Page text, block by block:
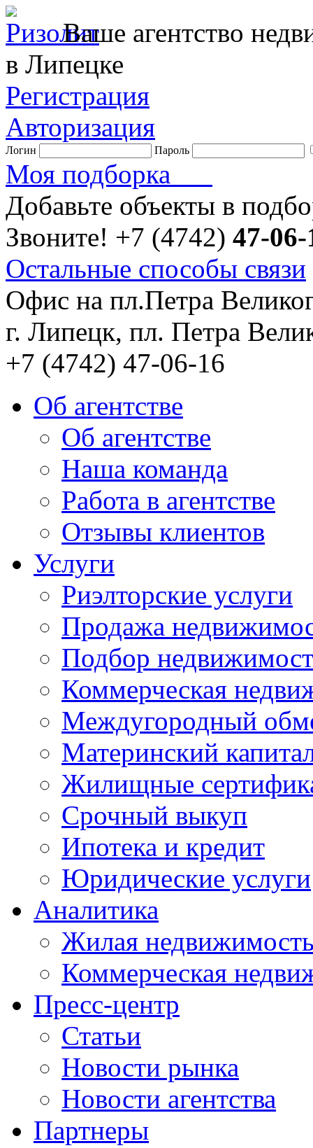
Ваше агентство
в Липецке
Регистрация
Авторизация
Логин Пароль
Моя подборка
Добавьте объекты в
Звоните! +7 (4742) 47-06-
Остальные способы связи
Офис на пл.Петра
г. Липецк, пл. Петра
+7 (4742) 47-06-16
Об агентстве
Об агентстве
Наша команда
Работа в агентстве
Отзывы клиентов
Услуги
Риэлторские услуги
Продажа
Подбор
Коммерческая
Междугородный
Материнский
Жилищные
Срочный выкуп
Ипотека и кредит
Юридические услуги
Аналитика
Жилая
Коммерческая
Пресс-центр
Статьи
Новости рынка
Новости агентства
Партнеры